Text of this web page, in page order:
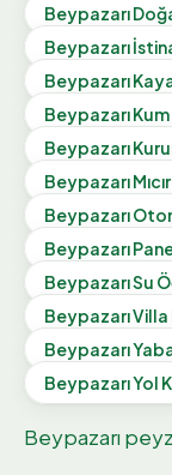
Beypazarı
Beypazarı
Beypazarı
Beypazarı
Beypazarı
Beypazarı
Beypazarı
Beypazarı
BeypazarıSu
BeypazarıVilla
Beypazarı
BeypazarıYol
Beypazarı